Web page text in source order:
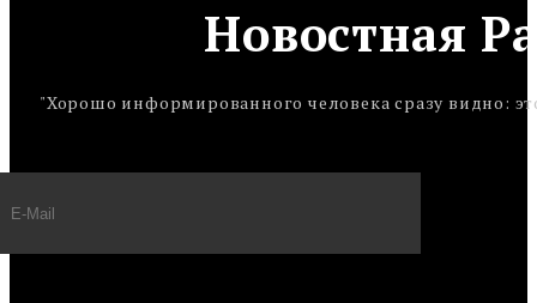
Новостная
"Хорошо информированного человека сразу видно: